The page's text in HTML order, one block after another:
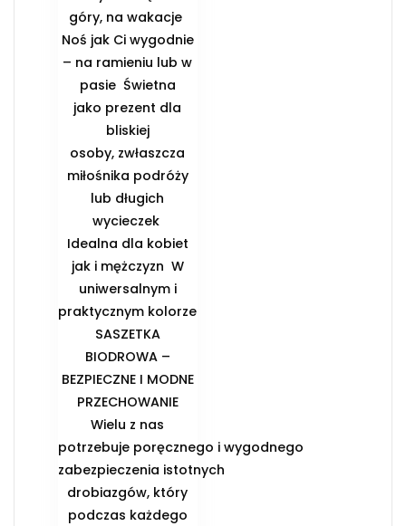
góry, na wakacje ️
Noś jak Ci wygodnie
– na ramieniu lub w
pasie ️ Świetna
jako prezent dla
bliskiej
osoby, zwłaszcza
miłośnika podróży
lub długich
wycieczek ️
Idealna dla kobiet
jak i mężczyzn ️ W
uniwersalnym i
praktycznym kolorze
️SASZETKA
BIODROWA –
BEZPIECZNE I MODNE
PRZECHOWANIE️
Wielu z nas
potrzebuje poręcznego i wygodnego
zabezpieczenia istotnych
drobiazgów, który
podczas każdego